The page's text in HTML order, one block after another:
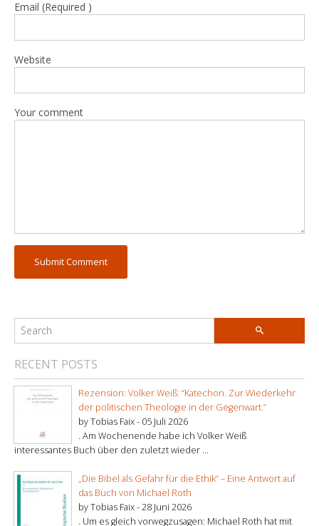
Email (Required )
Website
Your comment
RECENT POSTS
Rezension: Volker Weiß: “Katechon. Zur Wiederkehr
der politischen Theologie in der Gegenwart.”
by Tobias Faix - 05 Juli 2026
. Am Wochenende habe ich Volker Weiß
interessantes Buch über den zuletzt wieder ...
„Die Bibel als Gefahr für die Ethik“ – Eine Antwort auf
das Buch von Michael Roth
by Tobias Faix -28 Juni 2026
. Um es gleich vorwegzusagen: Michael Roth hat mit